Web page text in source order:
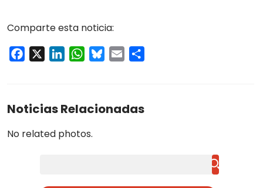
Comparte esta noticia:
Facebook LinkedInWhatsApp
Bluesky
Email
Noticias Relacionadas
No related photos.